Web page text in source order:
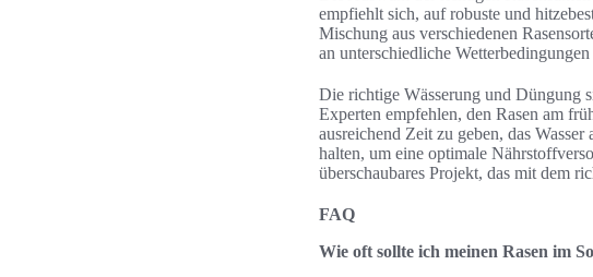
empfiehlt sich, auf robuste und
Mischung aus verschiedenen
an unterschiedliche Wetterbedingungen
Die richtige Wässerung und Düngung
Experten empfehlen, den Rasen am
ausreichend Zeit zu geben, das
halten, um eine optimale
überschaubares Projekt, das mit dem
FAQ
Wie oft sollte ich meinen Rasen im